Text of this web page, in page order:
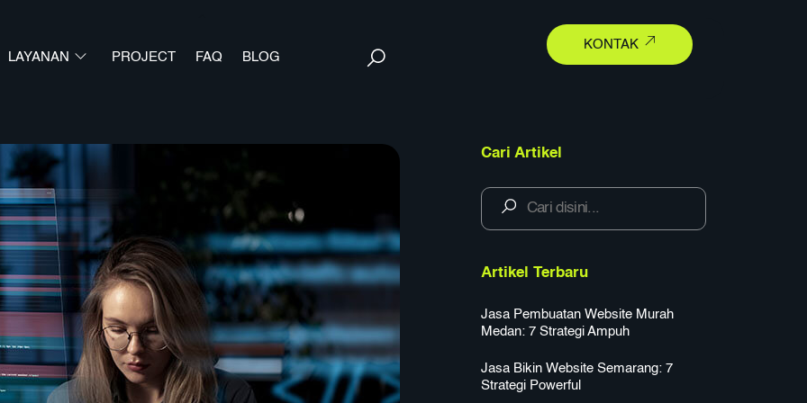
LAYANAN PROJECT FAQ BLOG
KONTAK
Cari Artikel
Artikel Terbaru
Jasa Pembuatan Website Murah
Medan: 7 Strategi Ampuh
Jasa Bikin Website Semarang: 7
Strategi Powerful
Top